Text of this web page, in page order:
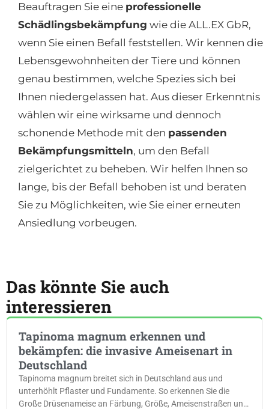
Beauftragen Sie eine professionelle
Schädlingsbekämpfung wie die ALL.EX GbR,
wenn Sie einen Befall feststellen. Wir kennen die
Lebensgewohnheiten der Tiere und können
genau bestimmen, welche Spezies sich bei
Ihnen niedergelassen hat. Aus dieser Erkenntnis
wählen wir eine wirksame und dennoch
schonende Methode mit den passenden
Bekämpfungsmitteln, um den Befall
zielgerichtet zu beheben. Wir helfen Ihnen so
lange, bis der Befall behoben ist und beraten
Sie zu Möglichkeiten, wie Sie einer erneuten
Ansiedlung vorbeugen.
Das könnte Sie auch
interessieren
Tapinoma magnum erkennen und
bekämpfen: die invasive Ameisenart in
Deutschland
Tapinoma magnum breitet sich in Deutschland aus und
unterhöhlt Pflaster und Fundamente. So erkennen Sie die
Große Drüsenameise an Färbung, Größe, Ameisenstraßen und